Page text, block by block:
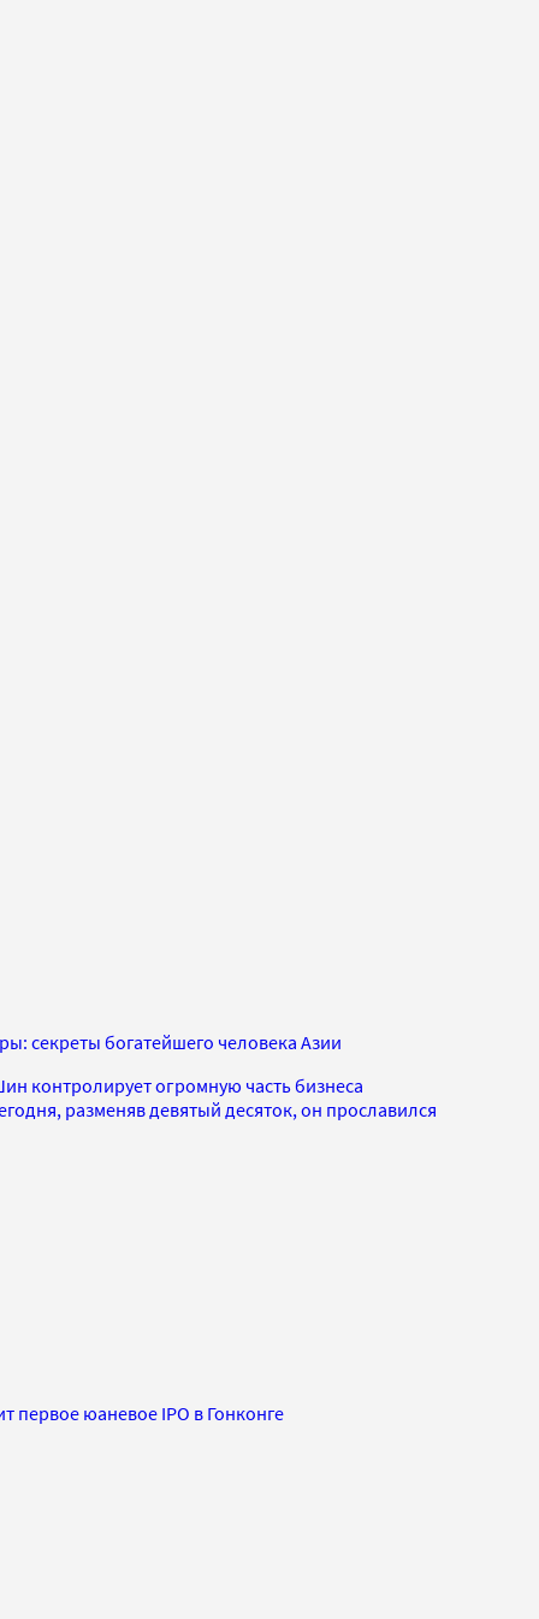
секреты богатейшего человека Азии
контролирует огромную часть бизнеса
разменяв девятый десяток, он прославился
юаневое IPO в Гонконге